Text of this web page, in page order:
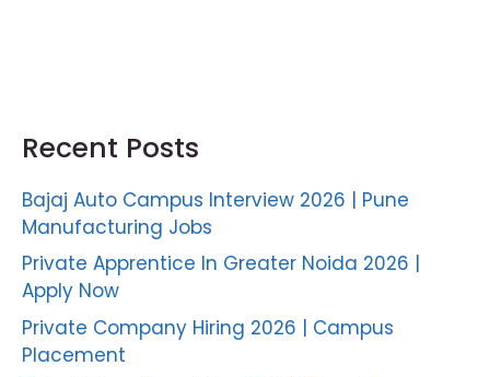
Recent Posts
Bajaj Auto Campus Interview 2026 | Pune
Manufacturing Jobs
Private Apprentice In Greater Noida 2026 |
Apply Now
Private Company Hiring 2026 | Campus
Placement